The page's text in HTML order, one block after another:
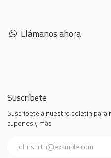
Llámanos ahora
Suscríbete
Suscríbete a nuestro boletín para
cupones y más